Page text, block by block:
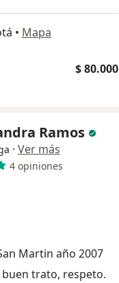
• Mapa
$ 80.000
Ramos
· Ver más
4 opiniones
Martin año 2007
trato, respeto.